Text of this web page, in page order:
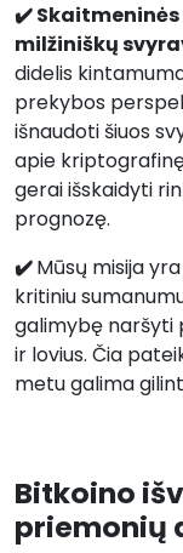
✔️
milžiniškų
didelis
prekybos
išnaudoti šiuos
apie
gerai išskaidyti
prognozę.
✔️Mūsų misija
kritiniu
galimybę naršyti
ir lovius. Čia
metu galima
Bitkoino
priemonių